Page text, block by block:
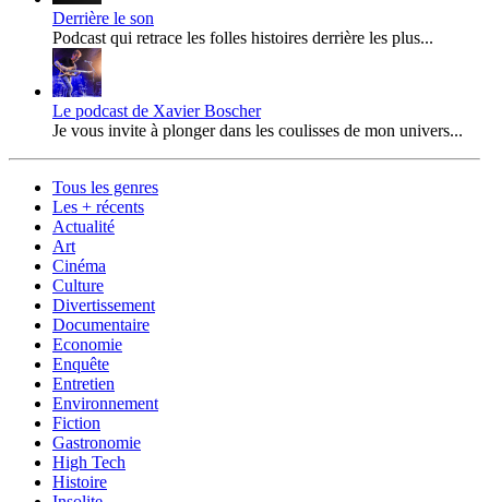
Derrière le son
Podcast qui retrace les folles histoires derrière les plus...
Le podcast de Xavier Boscher
Je vous invite à plonger dans les coulisses de mon univers...
Tous les genres
Les + récents
Actualité
Art
Cinéma
Culture
Divertissement
Documentaire
Economie
Enquête
Entretien
Environnement
Fiction
Gastronomie
High Tech
Histoire